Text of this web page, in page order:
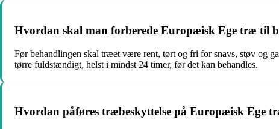
Hvordan skal man forberede Europæisk Ege træ til
Før behandlingen skal træet være rent, tørt og fri for snavs, støv og
tørre fuldstændigt, helst i mindst 24 timer, før det kan behandles.
Hvordan påføres træbeskyttelse på Europæisk Ege